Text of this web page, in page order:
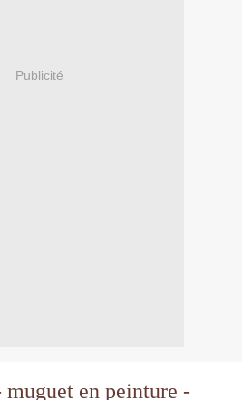
Publicité
en peinture -